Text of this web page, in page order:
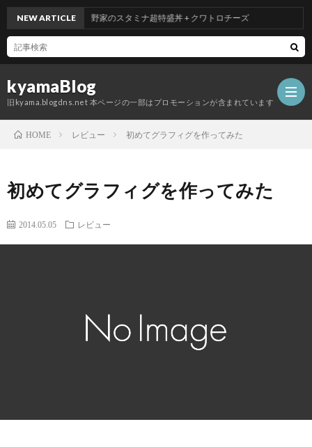
kyamaBlog
旧kyama.blogdns.net 本ページの一部はプロモーションが含まれています
NEW ARTICLE吉野家のスタミナ超特盛丼 + クワトロチーズ
HOME レビュー 初めてグラフィグを作ってみた
初めてグラフィグを作ってみた
2014.05.05 レビュー